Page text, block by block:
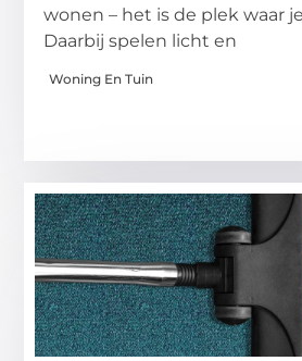
wonen – het is de plek waar
Daarbij spelen licht en
Woning En Tuin